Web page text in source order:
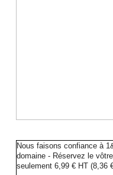
Nous faisons confiance à
domaine - Réservez le
seulement 6,99 € HT (8,36